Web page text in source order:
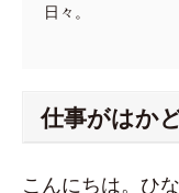
日々。
仕事がはか
こんにちは。ひ